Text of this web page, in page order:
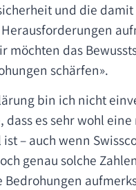
und die damit
möchten das
schärfen».
bin ich nicht
dass es sehr wohl
– auch wenn
genau solche
Bedrohungen